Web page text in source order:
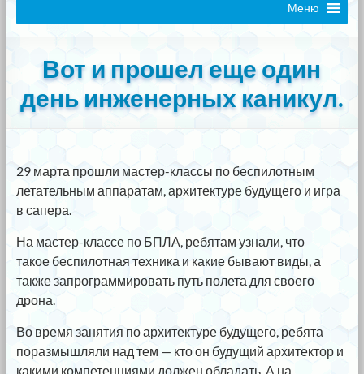
Меню
Вот и прошел еще один
день инженерных каникул.
29 марта прошли мастер-классы по беспилотным
летательным аппаратам, архитектуре будущего и игра
в сапера.
На мастер-классе по БПЛА, ребятам узнали, что
такое беспилотная техника и какие бывают виды, а
также запрограммировать путь полета для своего
дрона.
Во время занятия по архитектуре будущего, ребята
поразмышляли над тем — кто он будущий архитектор и
какими компетенциями должен обладать. А на